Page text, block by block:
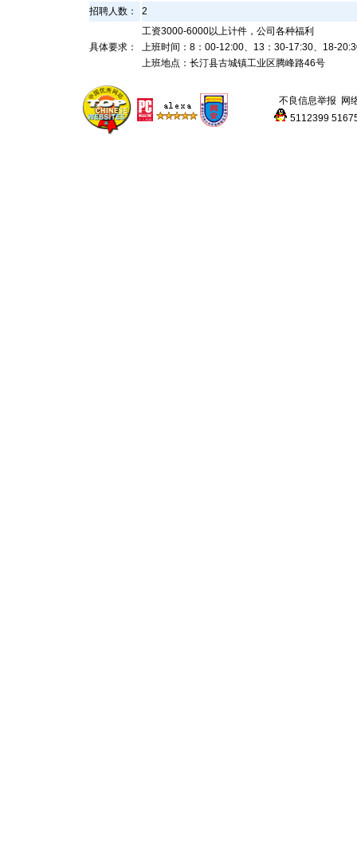
招聘人数：
2
具体要求：
工资3000-6000以上计件，公司各种福利
上班时间：8：00-12:00、13：30-17:30、18-
上班地点：长汀县古城镇工业区腾峰路46号
不良信息举报 网
5112399